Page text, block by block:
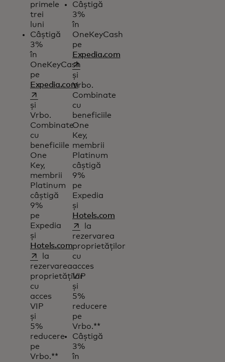
primele
trei
luni
Câștigă
3%
în
OneKeyCash
pe
Expedia.com
opens in a new tab
și
Vrbo.
Combinate
cu
beneficiile
One
Key,
membrii
Platinum
câștigă
9%
pe
Expedia
și
Hotels.com
opens in a new tab
la
rezervarea
proprietăților
cu
acces
VIP
și
5%
reducere
pe
Vrbo.**
Câștigă
3%
în
OneKeyCash
pe
Expedia.com
opens in a new tab
și
Vrbo.
Combinate
cu
beneficiile
One
Key,
membrii
Platinum
câștigă
9%
pe
Expedia
și
Hotels.com
opens in a new tab
la
rezervarea
proprietăților
cu
acces
VIP
și
5%
reducere
pe
Vrbo.**
Câștigă
3%
în